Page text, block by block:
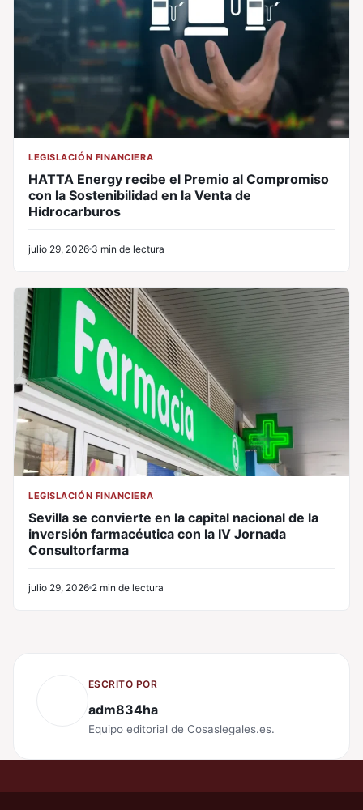
LEGISLACIÓN FINANCIERA
HATTA Energy recibe el Premio al Compromiso
con la Sostenibilidad en la Venta de
Hidrocarburos
julio 29, 2026 3 min de lectura
LEGISLACIÓN FINANCIERA
Sevilla se convierte en la capital nacional de la
inversión farmacéutica con la IV Jornada
Consultorfarma
julio 29, 2026 2 min de lectura
ESCRITO POR
adm834ha
Equipo editorial de Cosaslegales.es.